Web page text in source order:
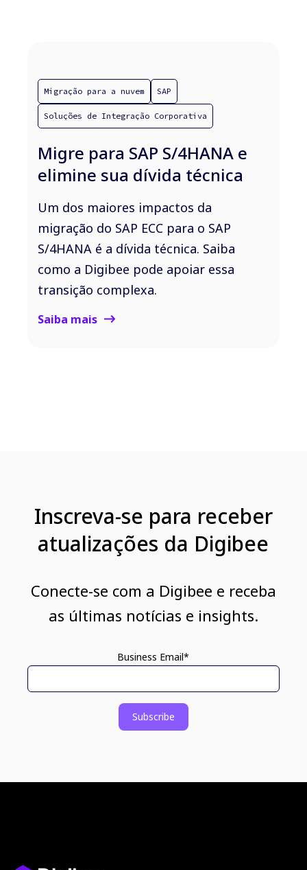
Migração para a nuvem SAP
Soluções de Integração Corporativa
Migre para SAP S/4HANA e
elimine sua dívida técnica
Um dos maiores impactos da
migração do SAP ECC para o SAP
S/4HANA é a dívida técnica. Saiba
como a Digibee pode apoiar essa
transição complexa.
Saiba mais
Inscreva-se para receber
atualizações da Digibee
Conecte-se com a Digibee e receba
as últimas notícias e insights.
Business Email*